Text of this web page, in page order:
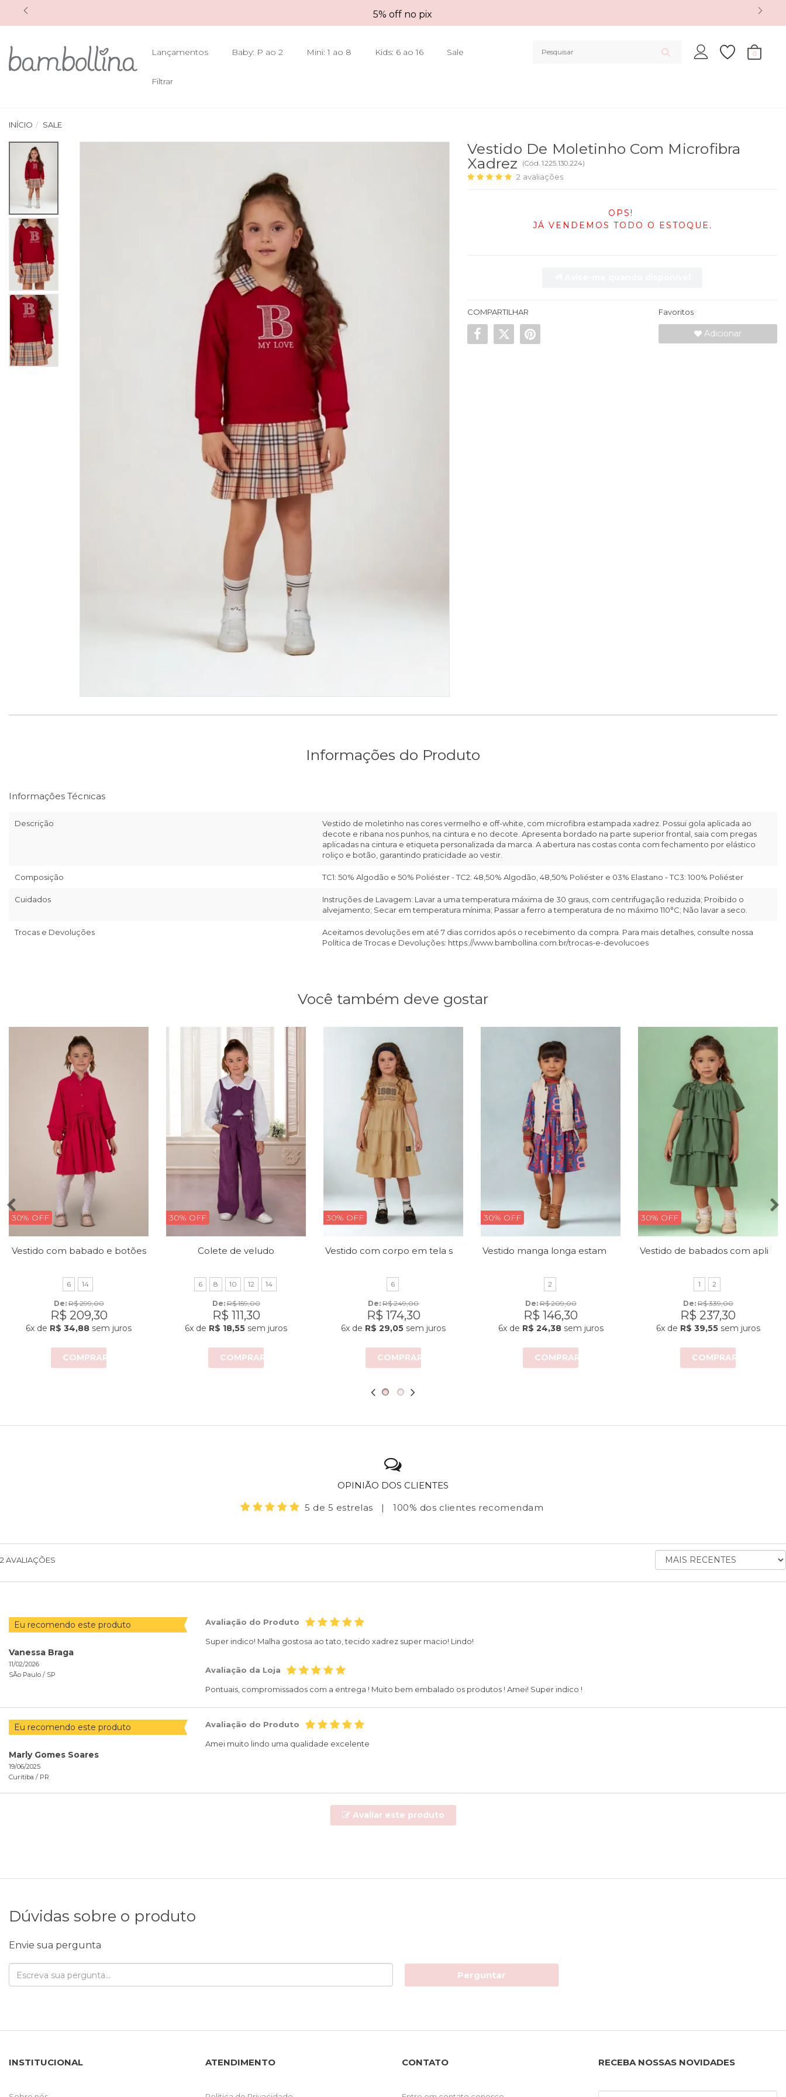
5% off no pix
Lançamentos Baby: P ao 2 Mini: 1 ao 8 Kids: 6 ao 16 Sale
Filtrar
0
INÍCIO SALE
Vestido De Moletinho Com Microfibra
Xadrez
(Cód.1225.130.224)
2 avaliações
OPS!
JÁ VENDEMOS TODO O ESTOQUE.
COMPARTILHAR Favoritos
Adicionar
Informações do Produto
Informações Técnicas
Descrição
Vestido de moletinho nas cores vermelho e off-white, com microfibra estampada xadrez. Possui gola aplicada ao
decote e ribana nos punhos, na cintura e no decote. Apresenta bordado na parte superior frontal, saia com pregas
aplicadas na cintura e etiqueta personalizada da marca. A abertura nas costas conta com fechamento por elástico
roliço e botão, garantindo praticidade ao vestir.
Composição TC1: 50% Algodão e 50% Poliéster - TC2: 48,50% Algodão, 48,50% Poliéster e 03% Elastano - TC3: 100% Poliéster
Cuidados
Instruções de Lavagem: Lavar a uma temperatura máxima de 30 graus, com centrifugação reduzida; Proibido o
alvejamento; Secar em temperatura mínima; Passar a ferro a temperatura de no máximo 110°C; Não lavar a seco.
Trocas e Devoluções
Aceitamos devoluções em até 7 dias corridos após o recebimento da compra. Para mais detalhes, consulte nossa
Política de Trocas e Devoluções: https://www.bambollina.com.br/trocas-e-devolucoes
Você também deve gostar
30% OFF
Vestido com babado e botões
6 14
De: R$ 299,00
R$ 209,30
6x de R$ 34,88 sem juros
COMPRAR
30% OFF
Colete de veludo
6 8 10 12 14
De: R$ 159,00
R$ 111,30
6x de R$ 18,55 sem juros
COMPRAR
30% OFF
6
De: R$ 249,00
R$ 174,30
6x de R$ 29,05 sem juros
COMPRAR
30% OFF
2
De: R$ 209,00
R$ 146,30
6xde R$ 24,38sem juros
COMPRAR
30% OFF
1 2
De: R$ 339,00
R$ 237,30
6xde R$ 39,55sem juros
COMPRAR
OPINIÃO DOS CLIENTES
5 de 5 estrelas
| 100% dos clientes recomendam
2 AVALIAÇÕES
ORDENAR
AVALIAÇÕES
Eu recomendo este produto
Vanessa Braga
11/02/2026
SÃo Paulo / SP
Avaliação do Produto
Super indico! Malha gostosa ao tato, tecido xadrez super macio! Lindo!
Avaliação da Loja
Pontuais, compromissados com a entrega ! Muito bem embalado os produtos ! Amei! Super indico !
Eu recomendo este produto
Marly Gomes Soares
19/06/2025
Curitiba / PR
Avaliação do Produto
Amei muito lindo uma qualidade excelente
Avaliar este produto
Dúvidas sobre o produto
Envie sua pergunta
Perguntar
INSTITUCIONAL ATENDIMENTO CONTATO RECEBA NOSSAS NOVIDADES